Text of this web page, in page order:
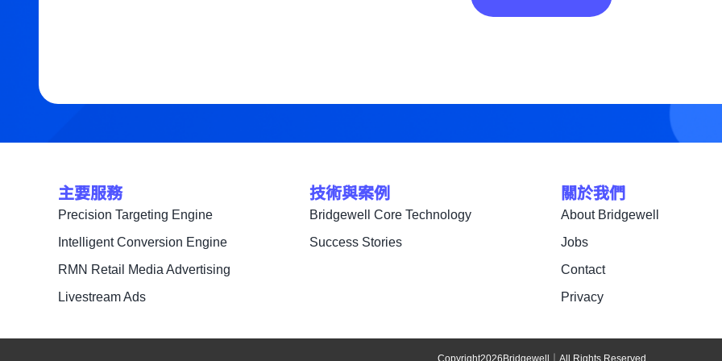
主要服務
Precision Targeting Engine
Intelligent Conversion Engine
RMN Retail Media Advertising
Livestream Ads
技術與案例
Bridgewell Core Technology
Success Stories
關於我們
About Bridgewell
Jobs
Contact
Privacy
Copyright2026 Bridgewell｜All Rights Reserved